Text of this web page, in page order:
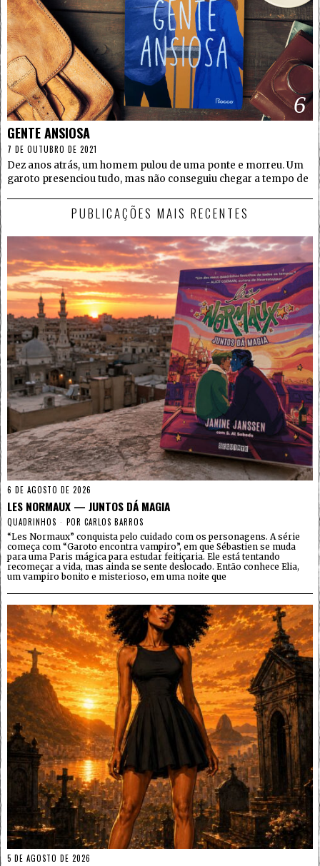
6
GENTE ANSIOSA
7 DE OUTUBRO DE 2021
Dez anos atrás, um homem pulou de uma ponte e morreu. Um
garoto presenciou tudo, mas não conseguiu chegar a tempo de
PUBLICAÇÕES MAIS RECENTES
6 DE AGOSTO DE 2026
LES NORMAUX — JUNTOS DÁ MAGIA
QUADRINHOS POR CARLOS BARROS
“Les Normaux” conquista pelo cuidado com os personagens. A série
começa com “Garoto encontra vampiro”, em que Sébastien se muda
para uma Paris mágica para estudar feitiçaria. Ele está tentando
recomeçar a vida, mas ainda se sente deslocado. Então conhece Elia,
um vampiro bonito e misterioso, em uma noite que
5 DE AGOSTO DE 2026